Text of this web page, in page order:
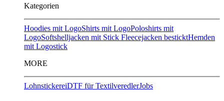
Kategorien
Hoodies mit LogoShirts mit LogoPoloshirts mit
LogoSoftshelljacken mit Stick Fleecejacken besticktHemden
mit Logostick
MORE
LohnstickereiDTF für TextilveredlerJobs